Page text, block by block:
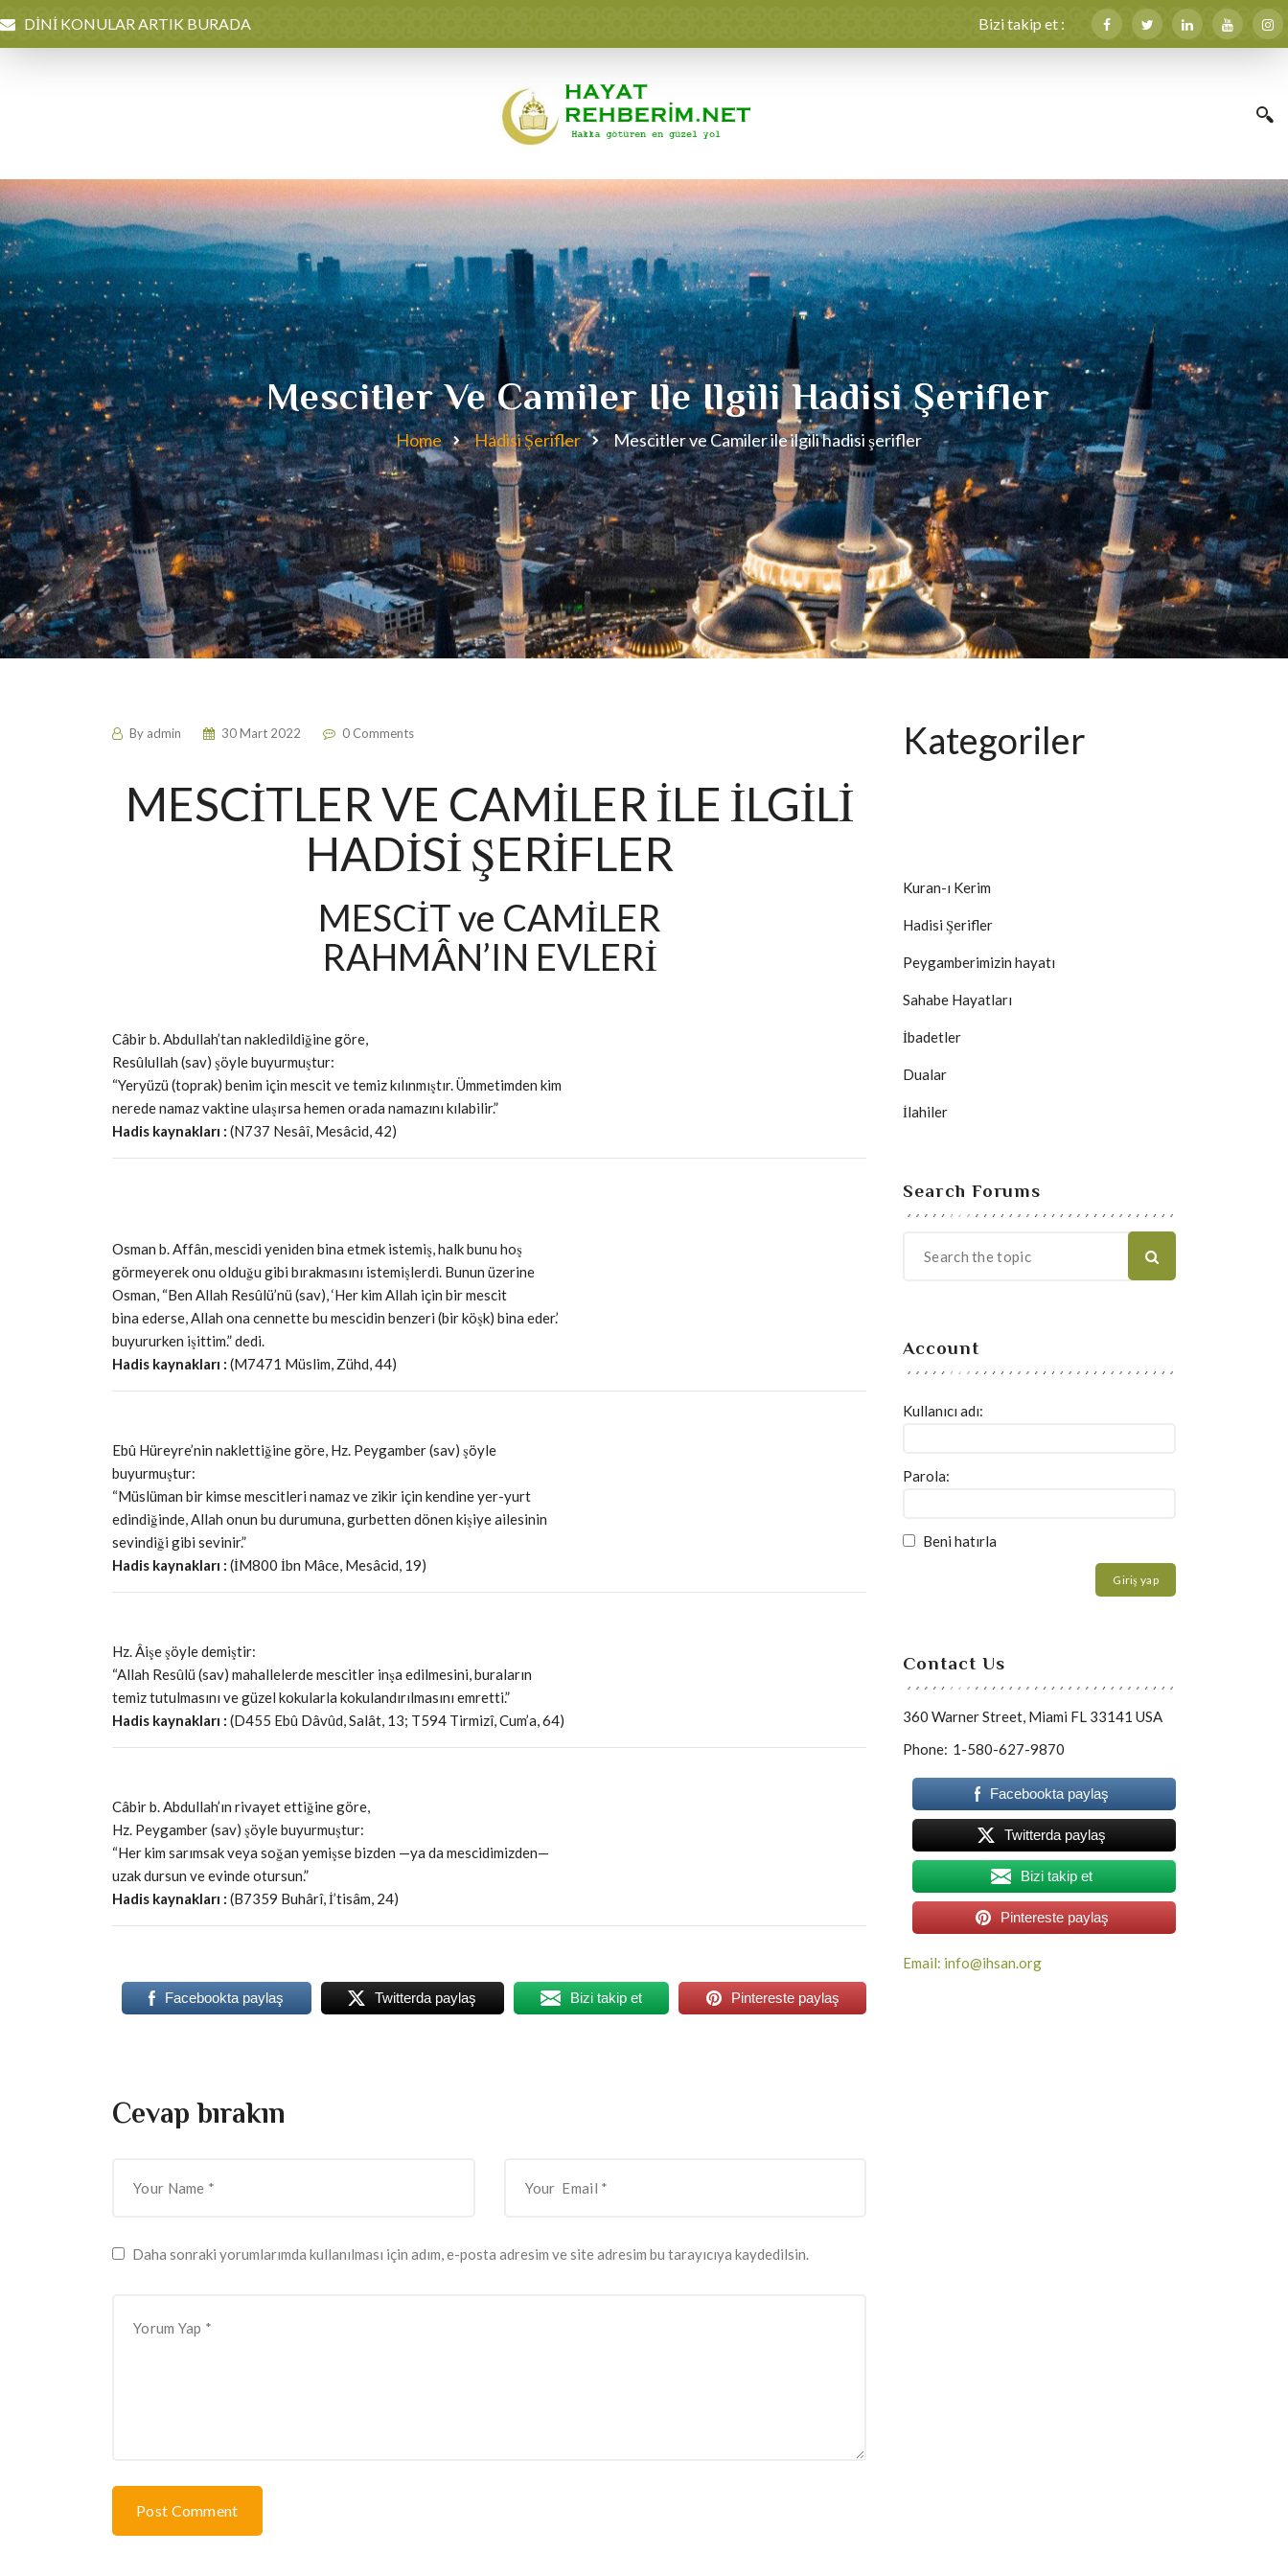
DİNİ KONULAR ARTIK BURADA Bizi takip et :
Mescitler Ve Camiler Ile Ilgili Hadisi Şerifler
Home Hadisi Şerifler Mescitler ve Camiler ile ilgili hadisi şerifler
Kategoriler
Kuran-ı Kerim
Hadisi Şerifler
Peygamberimizin hayatı
Sahabe Hayatları
İbadetler
Dualar
İlahiler
Search Forums
Account
Kullanıcı adı:
Parola:
Beni hatırla
Giriş yap
Contact Us
360 Warner Street, Miami FL 33141 USA
Phone: 1-580-627-9870
Facebookta paylaş
Twitterda paylaş
Bizi takip et
Pintereste paylaş
Email: info@ihsan.org
By admin 30 Mart 2022 0 Comments
MESCİTLER VE CAMİLER İLE İLGİLİ
HADİSİ ŞERİFLER
MESCİT ve CAMİLER
RAHMÂN’IN EVLERİ
Câbir b. Abdullah’tan nakledildiğine göre,
Resûlullah (sav) şöyle buyurmuştur:
“Yeryüzü (toprak) benim için mescit ve temiz kılınmıştır. Ümmetimden kim
nerede namaz vaktine ulaşırsa hemen orada namazını kılabilir.”
Hadis kaynakları : (N737 Nesâî, Mesâcid, 42)
Osman b. Affân, mescidi yeniden bina etmek istemiş, halk bunu hoş
görmeyerek onu olduğu gibi bırakmasını istemişlerdi. Bunun üzerine
Osman, “Ben Allah Resûlü’nü (sav), ‘Her kim Allah için bir mescit
bina ederse, Allah ona cennette bu mescidin benzeri (bir köşk) bina eder.’
buyururken işittim.” dedi.
Hadis kaynakları : (M7471 Müslim, Zühd, 44)
Ebû Hüreyre’nin naklettiğine göre, Hz. Peygamber (sav) şöyle
buyurmuştur:
“Müslüman bir kimse mescitleri namaz ve zikir için kendine yer-yurt
edindiğinde, Allah onun bu durumuna, gurbetten dönen kişiye ailesinin
sevindiği gibi sevinir.”
Hadis kaynakları : (İM800 İbn Mâce, Mesâcid, 19)
Hz. Âişe şöyle demiştir:
“Allah Resûlü (sav) mahallelerde mescitler inşa edilmesini, buraların
temiz tutulmasını ve güzel kokularla kokulandırılmasını emretti.”
Hadis kaynakları : (D455 Ebû Dâvûd, Salât, 13; T594 Tirmizî, Cum’a, 64)
Câbir b. Abdullah’ın rivayet ettiğine göre,
Hz. Peygamber (sav) şöyle buyurmuştur:
“Her kim sarımsak veya soğan yemişse bizden —ya da mescidimizden—
uzak dursun ve evinde otursun.”
Hadis kaynakları : (B7359 Buhârî, İ’tisâm, 24)
Facebookta paylaş Twitterda paylaş Bizi takip et Pintereste paylaş
Cevap bırakın
Daha sonraki yorumlarımda kullanılması için adım, e-posta adresim ve site adresim bu tarayıcıya kaydedilsin.
Post Comment